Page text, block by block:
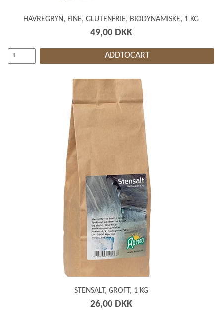
HAVREGRYN, FINE, GLUTENFRIE, BIODYNAMISKE, 1 KG
49,00 DKK
ADDTOCART
STENSALT, GROFT, 1 KG
26,00 DKK